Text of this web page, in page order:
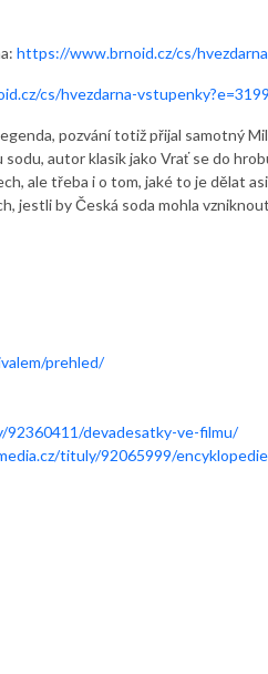
https://www.brnoid.cz/cs/
cs/hvezdarna-
pozvání totiž přijal samotný
autor klasik jako Vrať se do
ale třeba i o tom, jaké to je dělat
jestli by Česká soda mohla
prehled/
devadesatky-ve-filmu/
tituly/92065999/